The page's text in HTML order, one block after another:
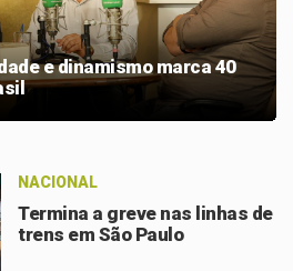
e dinamismo marca 40
NACIONAL
Termina a greve nas linhas de
trens em São Paulo